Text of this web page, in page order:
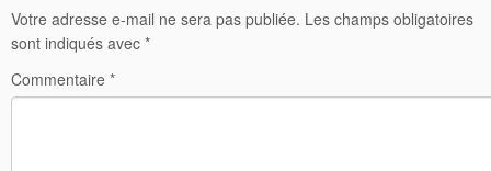
Votre adresse e-mail ne sera pas publiée. Les champs obligatoires
sont indiqués avec *
Commentaire *